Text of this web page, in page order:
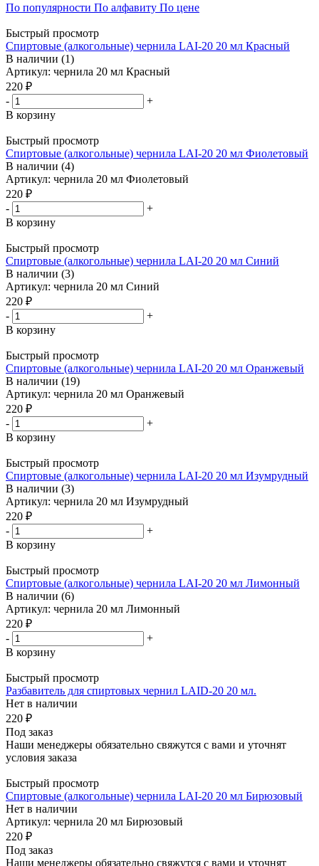
По популярности По алфавиту По цене
Быстрый просмотр
Спиртовые (алкогольные) чернила LAI-20 20 мл Красный
В наличии (1)
Артикул: чернила 20 мл Красный
220 ₽
-
+
В корзину
Быстрый просмотр
Спиртовые (алкогольные) чернила LAI-20 20 мл Фиолетовый
В наличии (4)
Артикул: чернила 20 мл Фиолетовый
220 ₽
-
+
В корзину
Быстрый просмотр
Спиртовые (алкогольные) чернила LAI-20 20 мл Синий
В наличии (3)
Артикул: чернила 20 мл Синий
220 ₽
-
+
В корзину
Быстрый просмотр
Спиртовые (алкогольные) чернила LAI-20 20 мл Оранжевый
В наличии (19)
Артикул: чернила 20 мл Оранжевый
220 ₽
-
+
В корзину
Быстрый просмотр
Спиртовые (алкогольные) чернила LAI-20 20 мл Изумрудный
В наличии (3)
Артикул: чернила 20 мл Изумрудный
220 ₽
-
+
В корзину
Быстрый просмотр
Спиртовые (алкогольные) чернила LAI-20 20 мл Лимонный
В наличии (6)
Артикул: чернила 20 мл Лимонный
220 ₽
-
+
В корзину
Быстрый просмотр
Разбавитель для спиртовых чернил LAID-20 20 мл.
Нет в наличии
220 ₽
Под заказ
Наши менеджеры обязательно свяжутся с вами и уточнят
условия заказа
Быстрый просмотр
Спиртовые (алкогольные) чернила LAI-20 20 мл Бирюзовый
Нет в наличии
Артикул: чернила 20 мл Бирюзовый
220 ₽
Под заказ
Наши менеджеры обязательно свяжутся с вами и уточнят